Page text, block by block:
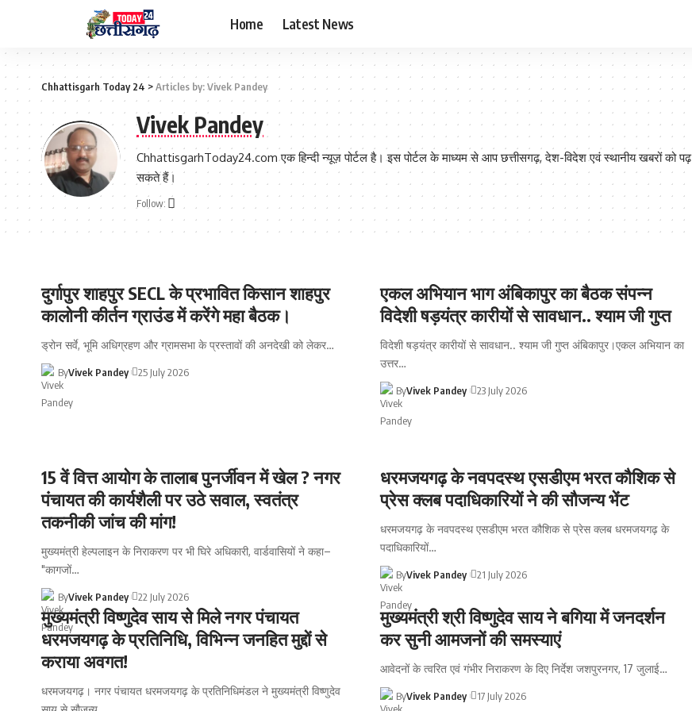
Home Latest News
Chhattisgarh Today 24 >Articles by: Vivek Pandey
Vivek Pandey
ChhattisgarhToday24.com एक हिन्दी न्यूज़ पोर्टल है। इस पोर्टल के माध्यम से आप छत्तीसगढ़, देश-विदेश एवं स्थानीय खबरों को पढ़
सकते हैं।
Follow:
दुर्गापुर शाहपुर SECL के प्रभावित किसान शाहपुर
कालोनी कीर्तन ग्राउंड में करेंगे महा बैठक।
ड्रोन सर्वे, भूमि अधिग्रहण और ग्रामसभा के प्रस्तावों की अनदेखी को लेकर…
ByVivek Pandey 25 July 2026
एकल अभियान भाग अंबिकापुर का बैठक संपन्न
विदेशी षड़यंत्र कारीयों से सावधान.. श्याम जी गुप्त
विदेशी षड़यंत्र कारीयों से सावधान.. श्याम जी गुप्त अंबिकापुर।एकल अभियान का
उत्तर…
ByVivek Pandey 23 July 2026
15 वें वित्त आयोग के तालाब पुनर्जीवन में खेल ? नगर
पंचायत की कार्यशैली पर उठे सवाल, स्वतंत्र
तकनीकी जांच की मांग!
मुख्यमंत्री हेल्पलाइन के निराकरण पर भी घिरे अधिकारी, वार्डवासियों ने कहा–
"कागजों…
ByVivek Pandey 22 July 2026
धरमजयगढ़ के नवपदस्थ एसडीएम भरत कौशिक से
प्रेस क्लब पदाधिकारियों ने की सौजन्य भेंट
धरमजयगढ़ के नवपदस्थ एसडीएम भरत कौशिक से प्रेस क्लब धरमजयगढ़ के
पदाधिकारियों…
ByVivek Pandey 21 July 2026
मुख्यमंत्री विष्णुदेव साय से मिले नगर पंचायत
धरमजयगढ़ के प्रतिनिधि, विभिन्न जनहित मुद्दों से
कराया अवगत!
धरमजयगढ़। नगर पंचायत धरमजयगढ़ के प्रतिनिधिमंडल ने मुख्यमंत्री विष्णुदेव
मुख्यमंत्री श्री विष्णुदेव साय ने बगिया में जनदर्शन
कर सुनी आमजनों की समस्याएं
आवेदनों के त्वरित एवं गंभीर निराकरण के दिए निर्देश जशपुरनगर, 17 जुलाई…
ByVivek Pandey 17 July 2026